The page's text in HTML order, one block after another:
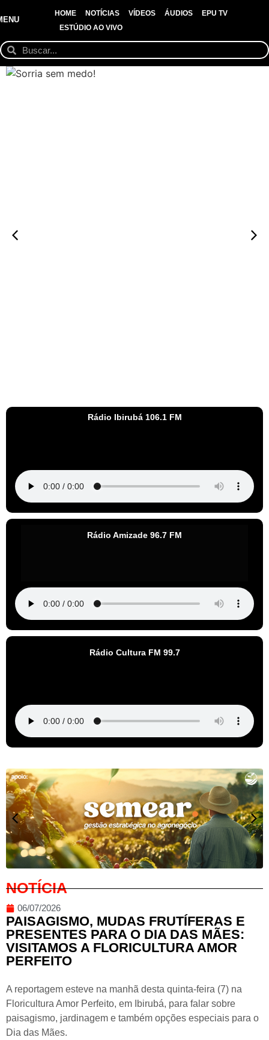
HOME NOTÍCIAS VÍDEOS ÁUDIOS
EPU TV
ESTÚDIO AO VIVO
Rádio Ibirubá 106.1 FM
Rádio Amizade 96.7 FM
Rádio Cultura FM 99.7
NOTÍCIA
06/07/2026
PAISAGISMO, MUDAS FRUTÍFERAS E
PRESENTES PARA O DIA DAS MÃES:
VISITAMOS A FLORICULTURA AMOR
PERFEITO
A reportagem esteve na manhã desta quinta-feira (7) na
Floricultura Amor Perfeito, em Ibirubá, para falar sobre
paisagismo, jardinagem e também opções especiais para o
Dia das Mães.